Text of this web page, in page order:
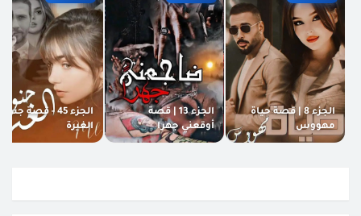
الجزء 8 | قصة حياة
مهووس
الجزء 13 | قصة
أوقعني جهرا
الجزء 45 - قصة جنون
الغيرة